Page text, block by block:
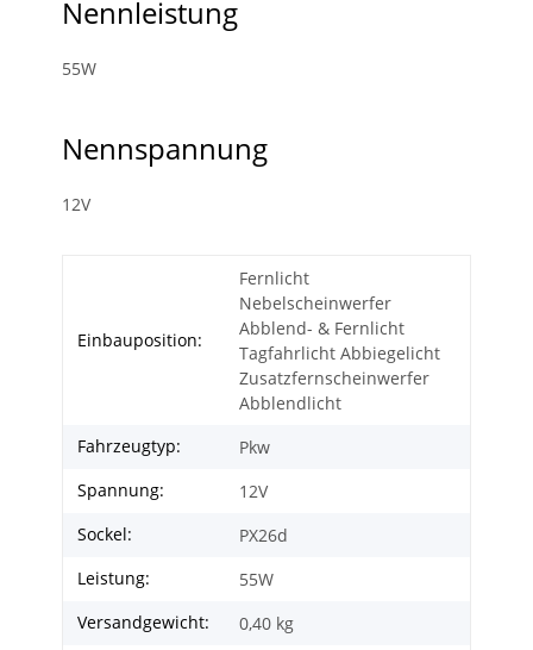
Nennleistung
55W
Nennspannung
12V
Einbauposition:
Fernlicht
Nebelscheinwerfer
Abblend- & Fernlicht
Tagfahrlicht Abbiegelicht
Zusatzfernscheinwerfer
Abblendlicht
Fahrzeugtyp:
Pkw
Spannung:
12V
Sockel:
PX26d
Leistung:
55W
Versandgewicht:
0,40 kg